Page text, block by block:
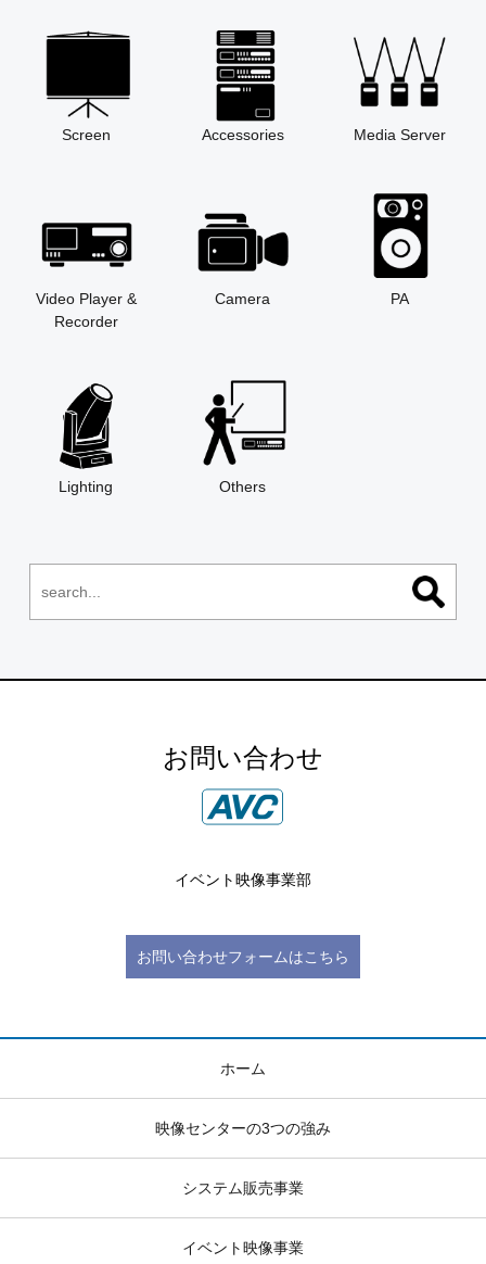
Screen Accessories Media Server
Video Player &
Recorder
Camera PA
Lighting Others
お問い合わせ
イベント映像事業部
お問い合わせフォームはこちら
ホーム
映像センターの3つの強み
システム販売事業
イベント映像事業